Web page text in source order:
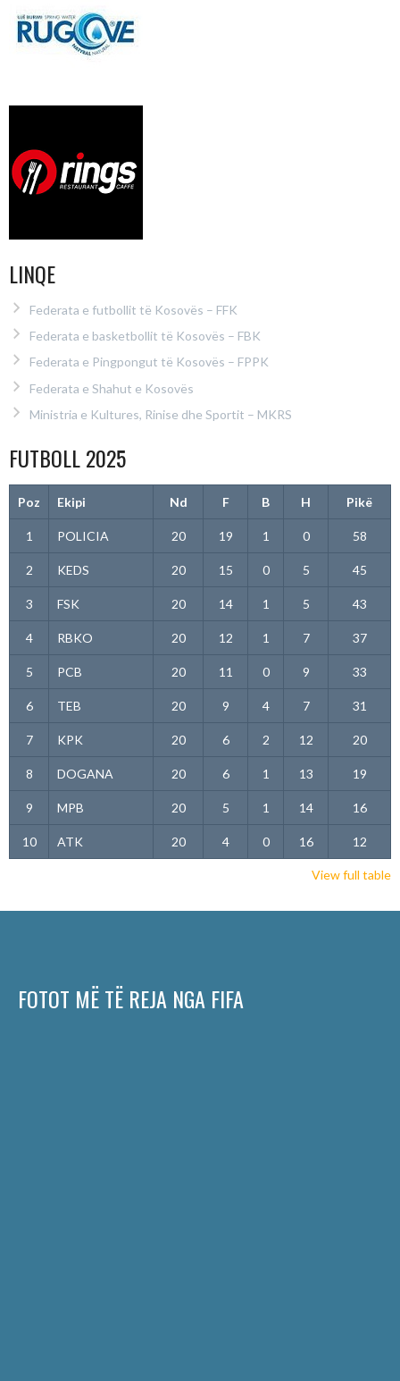
LINQE
Federata e futbollit të Kosovës – FFK
Federata e basketbollit të Kosovës – FBK
Federata e Pingpongut të Kosovës – FPPK
Federata e Shahut e Kosovës
Ministria e Kultures, Rinise dhe Sportit – MKRS
FUTBOLL 2025
Poz Ekipi Nd F B H Pikë
1 POLICIA 20 19 1 0 58
2 KEDS 20 15 0 5 45
3 FSK 20 14 1 5 43
4 RBKO 20 12 1 7 37
5 PCB 20 11 0 9 33
6 TEB 20 9 4 7 31
7 KPK 20 6 2 12 20
8 DOGANA 20 6 1 13 19
9 MPB 20 5 1 14 16
10 ATK 20 4 0 16 12
View full table
FOTOT MË TË REJA NGA FIFA